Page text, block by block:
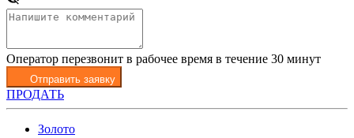
Оператор перезвонит в рабочее время в течение 30 минут
Отправить заявку
ПРОДАТЬ
Золото